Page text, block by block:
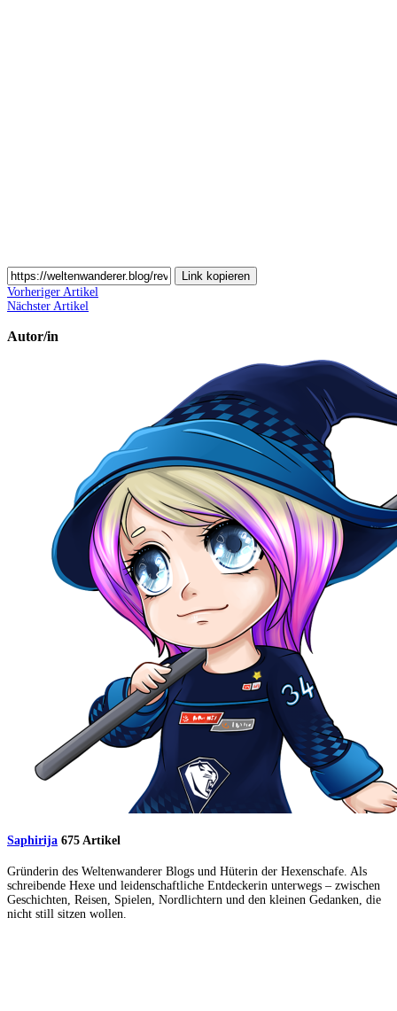
Link kopieren
Vorheriger Artikel
Nächster Artikel
Autor/in
Saphirija 675 Artikel
Gründerin des Weltenwanderer Blogs und Hüterin der Hexenschafe. Als
schreibende Hexe und leidenschaftliche Entdeckerin unterwegs – zwischen
Geschichten, Reisen, Spielen, Nordlichtern und den kleinen Gedanken, die
nicht still sitzen wollen.